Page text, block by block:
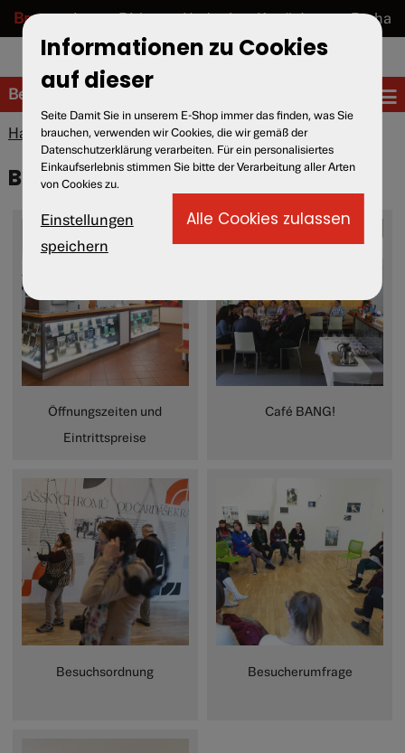
Brno Lety u Písku Hodonín u Kunštátu. Praha
cs en de
Besucher
Hause» Besucher
Besucher des Museums
Öffnungszeiten und
Eintrittspreise
Café BANG!
Besuchsordnung Besucherumfrage
Informationen zu Cookies
auf dieser
Seite Damit Sie in unserem E-Shop immer das finden, was Sie
brauchen, verwenden wir Cookies, die wir gemäß der
Datenschutzerklärung verarbeiten. Für ein personalisiertes
Einkaufserlebnis stimmen Sie bitte der Verarbeitung aller Arten
von Cookies zu.
Einstellungen
speichern